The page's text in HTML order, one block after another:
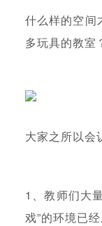
什么样的空间
多玩具的教室
大家之所以会
1、教师们大
戏”的环境已